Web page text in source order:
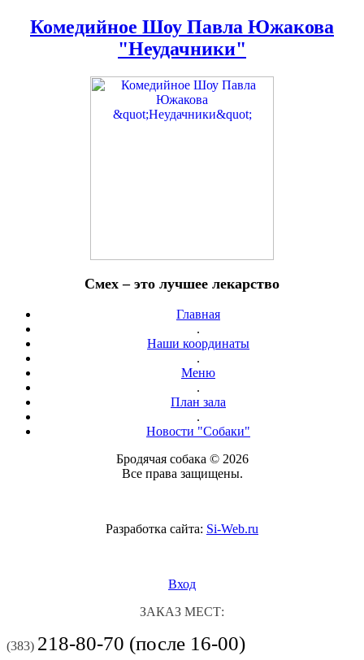
Комедийное Шоу Павла Южакова
"Неудачники"
Смех – это лучшее лекарство
Главная
.
Наши координаты
.
Меню
.
План зала
.
Новости "Собаки"
Бродячая собака © 2026
Все права защищены.
Разработка сайта: Si-Web.ru
Вход
ЗАКАЗ МЕСТ:
(383) 218-80-70 (после 16-00)